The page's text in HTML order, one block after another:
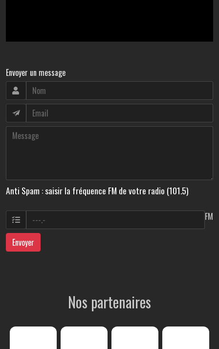
Envoyer un message
Anti Spam : saisir la fréquence FM de votre radio (101.5)
FM
Envoyer
Nos partenaires